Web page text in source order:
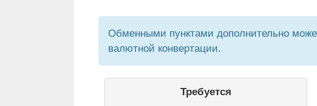
Обменными пунктами дополнительно
валютной конвертации.
Требуется